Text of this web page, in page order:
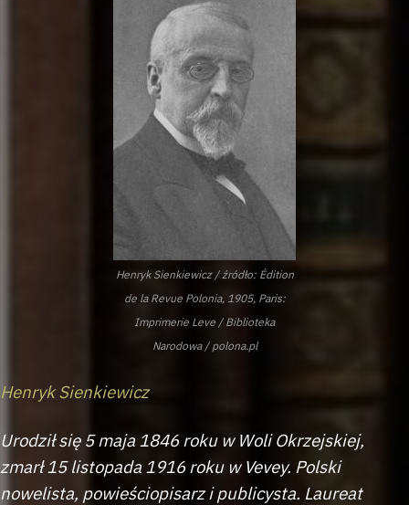
Henryk Sienkiewicz / źródło: Édition
de la Revue Polonia, 1905, Paris:
Imprimerie Leve / Biblioteka
Narodowa / polona.pl
Henryk Sienkiewicz
Urodził się 5 maja 1846 roku w Woli Okrzejskiej,
zmarł 15 listopada 1916 roku w Vevey. Polski
nowelista, powieściopisarz i publicysta. Laureat